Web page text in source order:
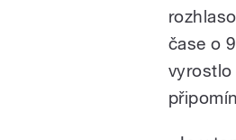
čase o
vyrostlo